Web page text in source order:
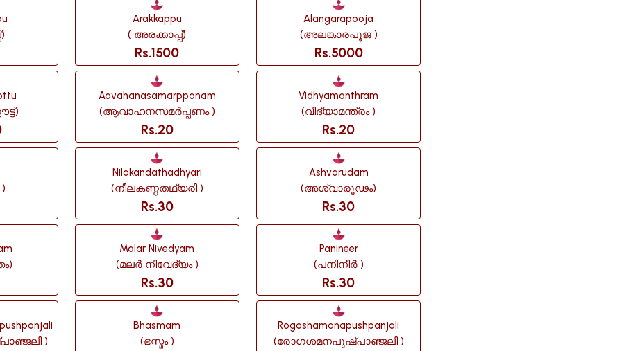
Arakkappu
( അരക്കാപ്പ്)
Rs.1500
Alangarapooja
(അലങ്കാരപൂജ )
Rs.5000
Aavahanasamarppanam
(ആവാഹനസമർപ്പണം )
Rs.20
Vidhyamanthram
(വിദ്യാമന്ത്രം )
Rs.20
Nilakandathadhyari
(നീലകണ്ഠതഥ്യരി )
Rs.30
Ashvarudam
(അശ്വാരൂഢം)
Rs.30
Malar Nivedyam
(മലർ നിവേദ്യം )
Rs.30
Panineer
(പനിനീർ )
Rs.30
)
Bhasmam
(ഭസ്മം )
Rogashamanapushpanjali
(രോഗശമനപുഷ്പാഞ്ജലി )